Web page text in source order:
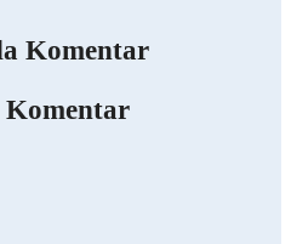
Komentar
Komentar